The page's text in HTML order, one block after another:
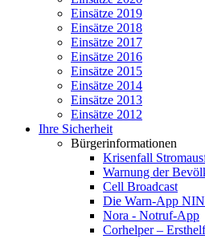
Einsätze 2019
Einsätze 2018
Einsätze 2017
Einsätze 2016
Einsätze 2015
Einsätze 2014
Einsätze 2013
Einsätze 2012
Ihre Sicherheit
Bürgerinformationen
Krisenfall
Warnung der
Cell Broadcast
Die Warn-App
Nora - Notruf-App
Corhelper –